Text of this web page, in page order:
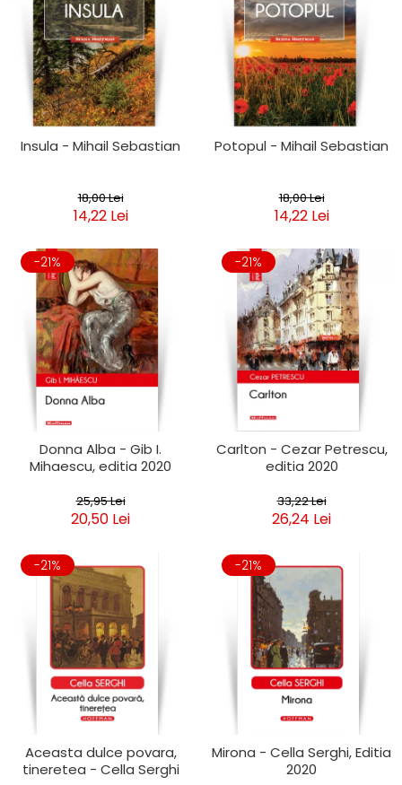
Insula - Mihail Sebastian
18,00 Lei
14,22 Lei
Potopul - Mihail Sebastian
18,00 Lei
14,22 Lei
-21%
Donna Alba - Gib I.
Mihaescu, editia 2020
25,95 Lei
20,50 Lei
-21%
Carlton - Cezar Petrescu,
editia 2020
33,22 Lei
26,24 Lei
-21%
Aceasta dulce povara,
tineretea - Cella Serghi
-21%
Mirona - Cella Serghi, Editia
2020